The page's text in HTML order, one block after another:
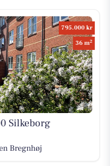
795.000 kr
36 m2
Silkeborg
Bregnhøj